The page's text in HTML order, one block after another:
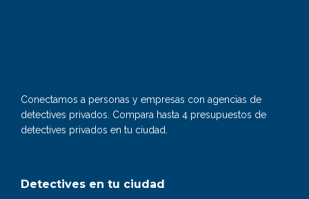
Conectamos a personas y empresas con agencias de
detectives privados. Compara hasta 4 presupuestos de
detectives privados en tu ciudad.
Detectives en tu ciudad